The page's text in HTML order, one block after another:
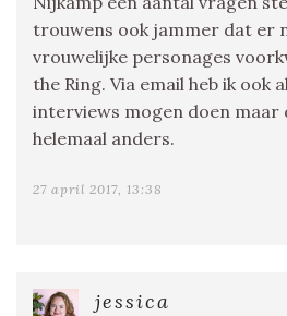
trouwens ook jammer dat er
vrouwelijke personages
the Ring. Via email heb ik ook
interviews mogen doen maar
helemaal anders.
27 april 2017, 13:38
jessica